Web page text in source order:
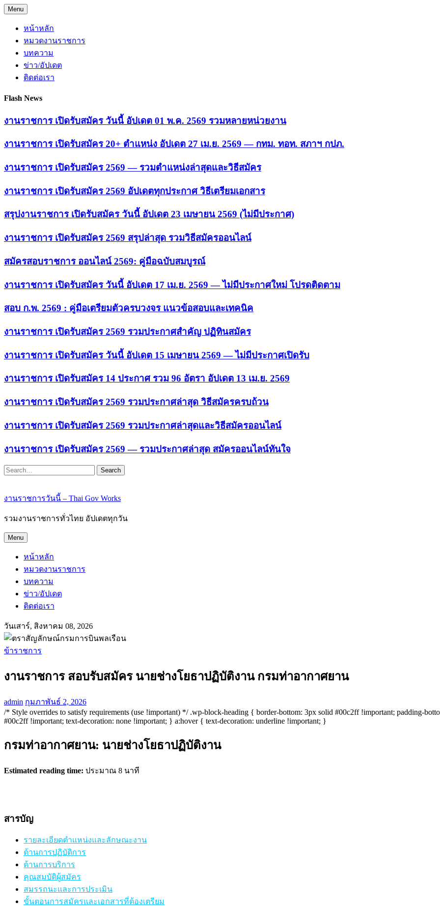
Skip
to
content
Menu
หน้าหลัก
หมวดงานราชการ
บทความ
ข่าว/อัปเดต
ติดต่อเรา
Flash News
งานราชการ เปิดรับสมัคร วันนี้ อัปเดต 01 พ.ค. 2569 รวมหลายหน่วยงาน
งานราชการ เปิดรับสมัคร 20+ ตำแหน่ง อัปเดต 27 เม.ย. 2569 — กทม. ทอท. สภาฯ กปภ.
งานราชการ เปิดรับสมัคร 2569 — รวมตำแหน่งล่าสุดและวิธีสมัคร
งานราชการ เปิดรับสมัคร 2569 อัปเดตทุกประกาศ วิธีเตรียมเอกสาร
สรุปงานราชการ เปิดรับสมัคร วันนี้ อัปเดต 23 เมษายน 2569 (ไม่มีประกาศ)
งานราชการ เปิดรับสมัคร 2569 สรุปล่าสุด รวมวิธีสมัครออนไลน์
สมัครสอบราชการ ออนไลน์ 2569: คู่มือฉบับสมบูรณ์
งานราชการ เปิดรับสมัคร วันนี้ อัปเดต 17 เม.ย. 2569 — ไม่มีประกาศใหม่ โปรดติดตาม
สอบ ก.พ. 2569 : คู่มือเตรียมตัวครบวงจร แนวข้อสอบและเทคนิค
งานราชการ เปิดรับสมัคร 2569 รวมประกาศสำคัญ ปฏิทินสมัคร
งานราชการ เปิดรับสมัคร วันนี้ อัปเดต 15 เมษายน 2569 — ไม่มีประกาศเปิดรับ
งานราชการ เปิดรับสมัคร 14 ประกาศ รวม 96 อัตรา อัปเดต 13 เม.ย. 2569
งานราชการ เปิดรับสมัคร 2569 รวมประกาศล่าสุด วิธีสมัครครบถ้วน
งานราชการ เปิดรับสมัคร 2569 รวมประกาศล่าสุดและวิธีสมัครออนไลน์
งานราชการ เปิดรับสมัคร 2569 — รวมประกาศล่าสุด สมัครออนไลน์ทันใจ
Search
งานราชการวันนี้ – Thai Gov Works
รวมงานราชการทั่วไทย อัปเดตทุกวัน
Menu
หน้าหลัก
หมวดงานราชการ
บทความ
ข่าว/อัปเดต
ติดต่อเรา
วันเสาร์, สิงหาคม 08, 2026
ข้าราชการ
งานราชการ สอบรับสมัคร นายช่างโยธาปฏิบัติงาน กรมท่าอากาศยาน
admin กุมภาพันธ์ 2, 2026
/* Style overrides to satisfy requirements (use !important) */ .wp-block-heading { border-bottom: 3px solid #00c2ff !important; padding-
#00c2ff !important; text-decoration: none !important; } a:hover { text-decoration: underline !important; }
กรมท่าอากาศยาน: นายช่างโยธาปฏิบัติงาน
Estimated reading time: ประมาณ 8 นาที
สารบัญ
รายละเอียดตำแหน่งและลักษณะงาน
ด้านการปฏิบัติการ
ด้านการบริการ
คุณสมบัติผู้สมัคร
สมรรถนะและการประเมิน
ขั้นตอนการสมัครและเอกสารที่ต้องเตรียม